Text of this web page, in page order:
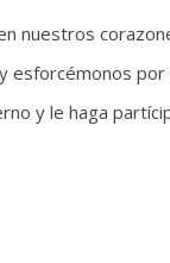
nuestros
esforcémonos
y le haga